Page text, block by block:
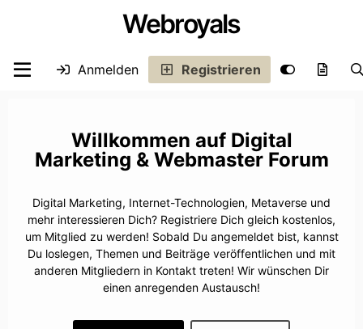
Webroyals
Anmelden Registrieren
Digital
Marketing & Webmaster Forum
Digital Marketing, Internet-Technologien, Metaverse und
mehr interessieren Dich? Registriere Dich gleich kostenlos,
um Mitglied zu werden! Sobald Du angemeldet bist, kannst
Du loslegen, Themen und Beiträge veröffentlichen und mit
anderen Mitgliedern in Kontakt treten! Wir wünschen Dir
einen anregenden Austausch!